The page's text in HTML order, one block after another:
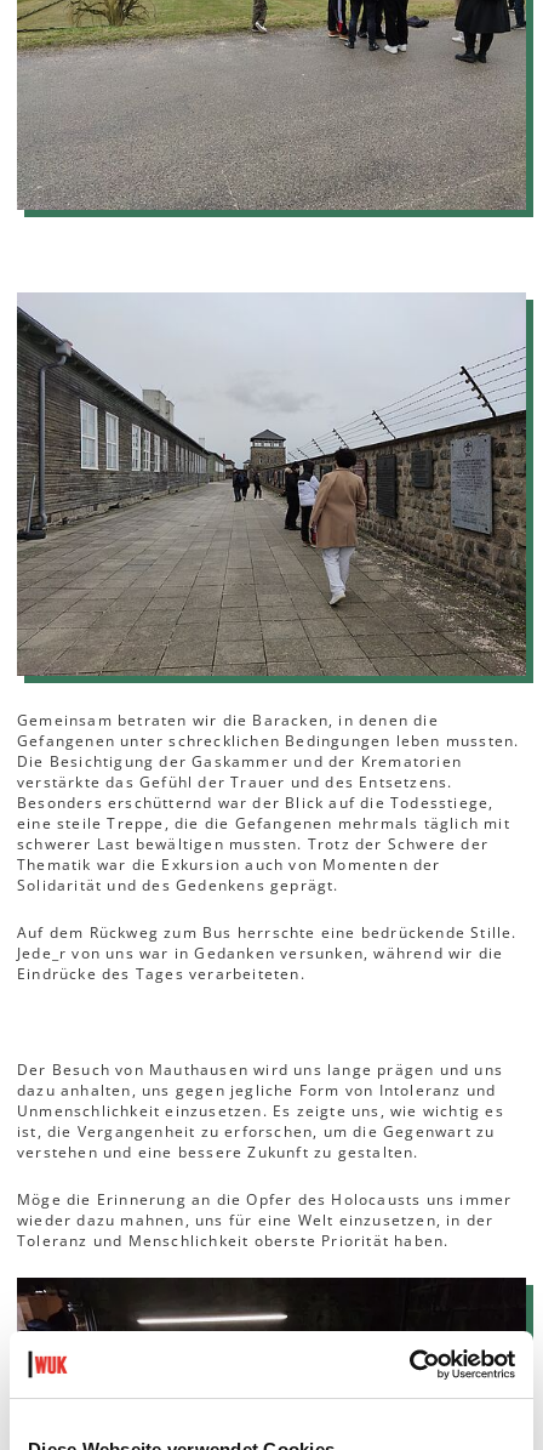
Gemeinsam betraten wir die Baracken, in denen die
Gefangenen unter schrecklichen Bedingungen leben mussten.
Die Besichtigung der Gaskammer und der Krematorien
verstärkte das Gefühl der Trauer und des Entsetzens.
Besonders erschütternd war der Blick auf die Todesstiege,
eine steile Treppe, die die Gefangenen mehrmals täglich mit
schwerer Last bewältigen mussten. Trotz der Schwere der
Thematik war die Exkursion auch von Momenten der
Solidarität und des Gedenkens geprägt.
Auf dem Rückweg zum Bus herrschte eine bedrückende Stille.
Jede_r von uns war in Gedanken versunken, während wir die
Eindrücke des Tages verarbeiteten.
Der Besuch von Mauthausen wird uns lange prägen und uns
dazu anhalten, uns gegen jegliche Form von Intoleranz und
Unmenschlichkeit einzusetzen. Es zeigte uns, wie wichtig es
ist, die Vergangenheit zu erforschen, um die Gegenwart zu
verstehen und eine bessere Zukunft zu gestalten.
Möge die Erinnerung an die Opfer des Holocausts uns immer
wieder dazu mahnen, uns für eine Welt einzusetzen, in der
Toleranz und Menschlichkeit oberste Priorität haben.